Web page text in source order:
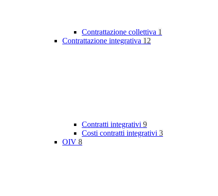
Contrattazione collettiva 1
Contrattazione integrativa 12
Contratti integrativi 9
Costi contratti integrativi 3
OIV 8